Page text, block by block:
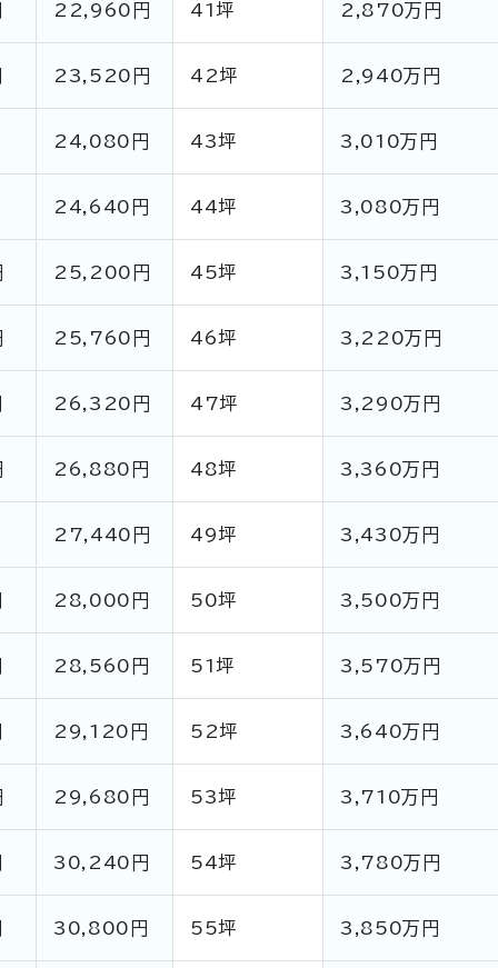
22,960円 41坪 2,870万円
23,520円 42坪 2,940万円
24,080円 43坪 3,010万円
24,640円 44坪 3,080万円
25,200円 45坪 3,150万円
25,760円 46坪 3,220万円
26,320円 47坪 3,290万円
26,880円 48坪 3,360万円
27,440円 49坪 3,430万円
28,000円 50坪 3,500万円
28,560円 51坪 3,570万円
29,120円 52坪 3,640万円
29,680円 53坪 3,710万円
30,240円 54坪 3,780万円
30,800円 55坪 3,850万円